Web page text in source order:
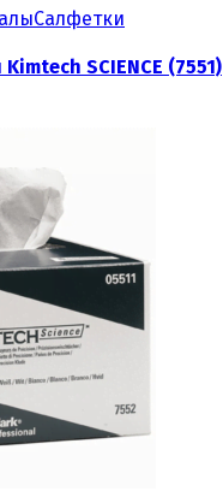
Салфетки
SCIENCE (7551)